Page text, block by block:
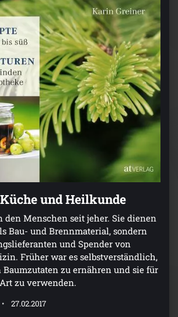
und Heilkunde
den Menschen seit jeher. Sie dienen
Bau- und Brennmaterial, sondern
und Spender von
Früher war es selbstverständlich,
zu ernähren und sie für
zu verwenden.
27.02.2017